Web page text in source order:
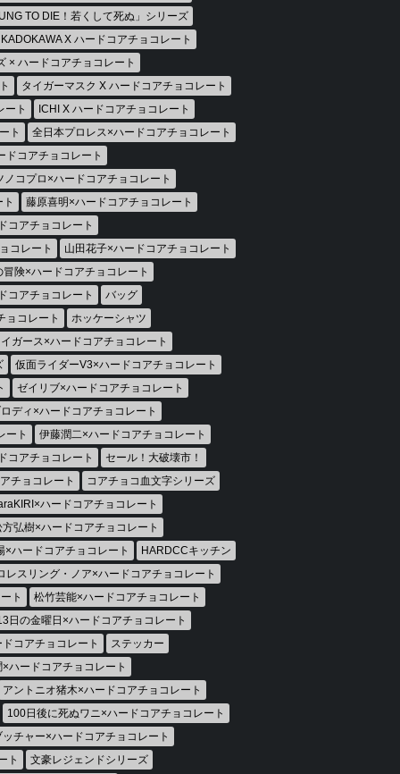
TO DIE！若くして死ぬ」シリーズ
KADOKAWA X ハードコアチョコレート
× ハードコアチョコレート
タイガーマスク X ハードコアチョコレート
ート
ICHI X ハードコアチョコレート
ト
全日本プロレス×ハードコアチョコレート
ドコアチョコレート
ノコプロ×ハードコアチョコレート
藤原喜明×ハードコアチョコレート
コアチョコレート
コレート
山田花子×ハードコアチョコレート
冒険×ハードコアチョコレート
コアチョコレート
バッグ
ョコレート
ホッケーシャツ
ガース×ハードコアチョコレート
仮面ライダーV3×ハードコアチョコレート
ゼイリブ×ハードコアチョコレート
ディ×ハードコアチョコレート
ート
伊藤潤二×ハードコアチョコレート
コアチョコレート
セール！大破壊市！
チョコレート
コアチョコ血文字シリーズ
ハードコアチョコレート
方弘樹×ハードコアチョコレート
×ハードコアチョコレート
HARDCCキッチン
レスリング・ノア×ハードコアチョコレート
ト
松竹芸能×ハードコアチョコレート
日の金曜日×ハードコアチョコレート
コアチョコレート
ステッカー
ハードコアチョコレート
アントニオ猪木×ハードコアチョコレート
100日後に死ぬワニ×ハードコアチョコレート
チャー×ハードコアチョコレート
ト
文豪レジェンドシリーズ